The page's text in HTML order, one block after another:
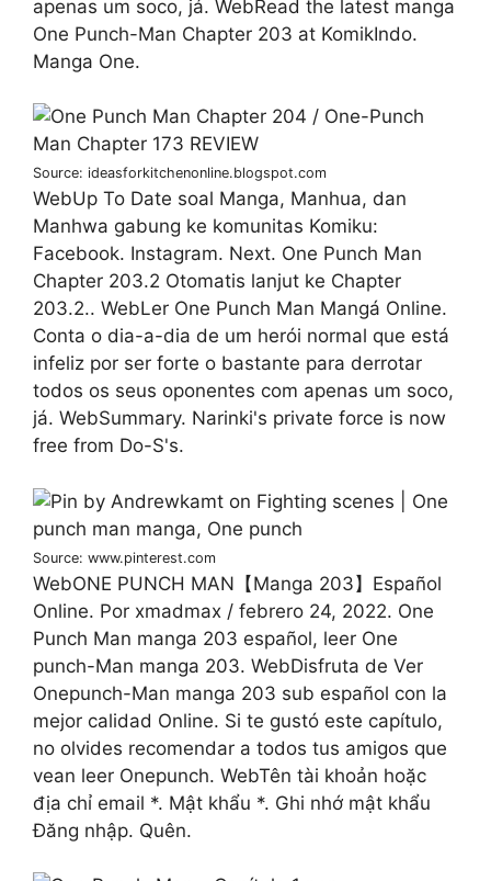
apenas um soco, já. WebRead the latest manga
One Punch-Man Chapter 203 at KomikIndo.
Manga One.
Source: ideasforkitchenonline.blogspot.com
WebUp To Date soal Manga, Manhua, dan
Manhwa gabung ke komunitas Komiku:
Facebook. Instagram. Next. One Punch Man
Chapter 203.2 Otomatis lanjut ke Chapter
203.2.. WebLer One Punch Man Mangá Online.
Conta o dia-a-dia de um herói normal que está
infeliz por ser forte o bastante para derrotar
todos os seus oponentes com apenas um soco,
já. WebSummary. Narinki's private force is now
free from Do-S's.
Source: www.pinterest.com
WebONE PUNCH MAN【Manga 203】Español
Online. Por xmadmax / febrero 24, 2022. One
Punch Man manga 203 español, leer One
punch-Man manga 203. WebDisfruta de Ver
Onepunch-Man manga 203 sub español con la
mejor calidad Online. Si te gustó este capítulo,
no olvides recomendar a todos tus amigos que
vean leer Onepunch. WebTên tài khoản hoặc
địa chỉ email *. Mật khẩu *. Ghi nhớ mật khẩu
Đăng nhập. Quên.